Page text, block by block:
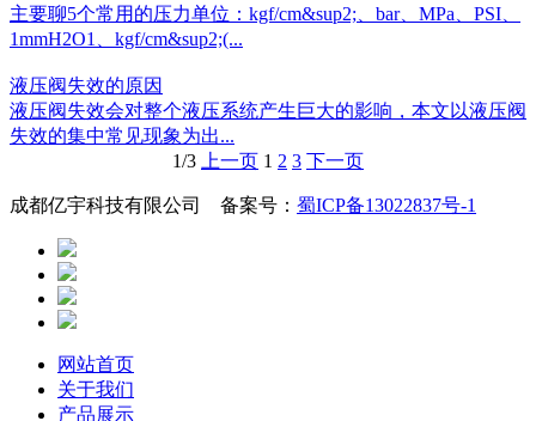
主要聊5个常用的压力单位：kgf/cm&sup2;、bar、MPa、PSI、
1mmH2O1、kgf/cm&sup2;(...
液压阀失效的原因
液压阀失效会对整个液压系统产生巨大的影响，本文以液压阀
失效的集中常见现象为出...
1/3
上一页 1 2 3 下一页
成都亿宇科技有限公司 备案号： 蜀ICP备13022837号-1
网站首页
关于我们
产品展示